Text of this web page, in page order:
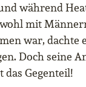
während
mit
war, dachte
Doch seine
das Gegenteil!